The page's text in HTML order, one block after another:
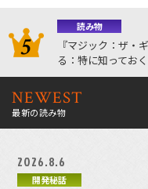
読み物
『マジック：ザ・
る：特に知ってお
NEWEST
最新の読み物
2026.8.6
開発秘話